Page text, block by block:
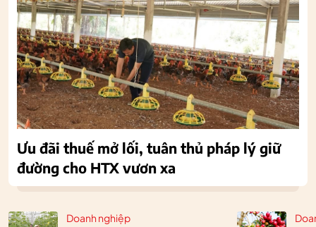
Doanh nghiệp
Ưu đãi thuế mở lối, tuân thủ pháp lý giữ
đường cho HTX vươn xa